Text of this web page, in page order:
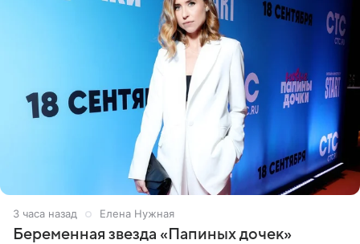
3 часа назад Елена Нужная
Беременная звезда «Папиных дочек»